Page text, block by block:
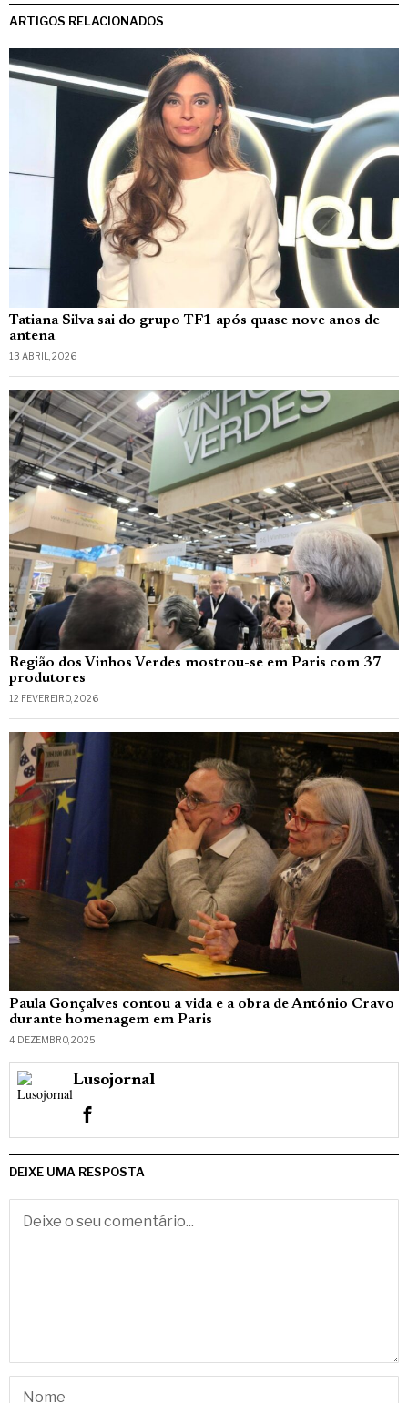
ARTIGOS RELACIONADOS
Tatiana Silva sai do grupo TF1 após quase nove anos de
antena
13 ABRIL, 2026
Região dos Vinhos Verdes mostrou-se em Paris com 37
produtores
12 FEVEREIRO, 2026
Paula Gonçalves contou a vida e a obra de António Cravo
durante homenagem em Paris
4 DEZEMBRO, 2025
Lusojornal
DEIXE UMA RESPOSTA